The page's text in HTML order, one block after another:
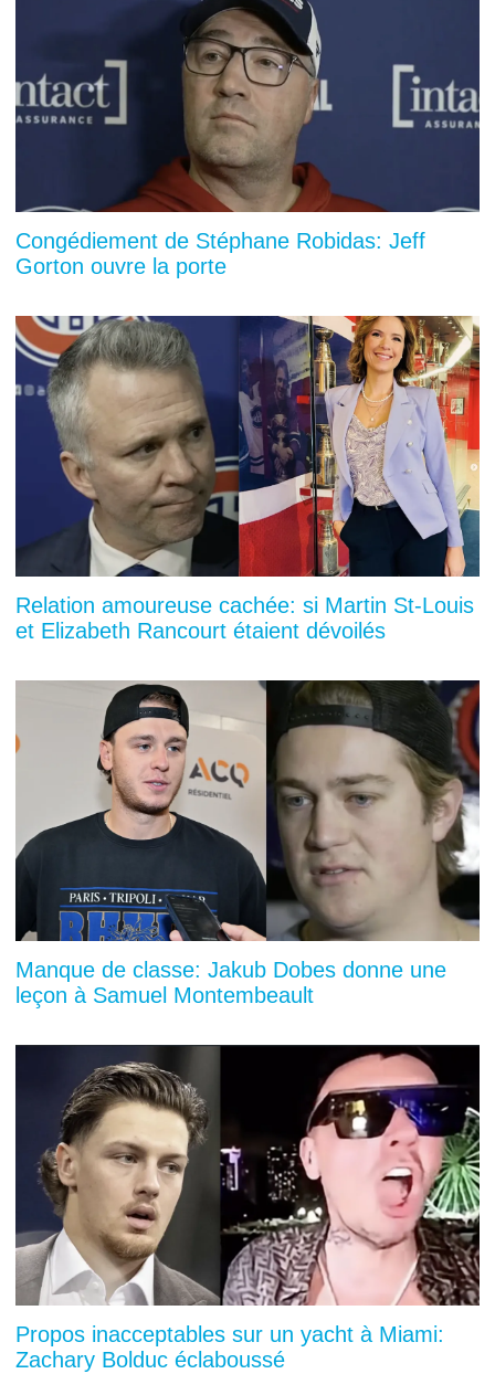
Congédiement de Stéphane Robidas: Jeff
Gorton ouvre la porte
Relation amoureuse cachée: si Martin St-Louis
et Elizabeth Rancourt étaient dévoilés
Manque de classe: Jakub Dobes donne une
leçon à Samuel Montembeault
Propos inacceptables sur un yacht à Miami:
Zachary Bolduc éclaboussé